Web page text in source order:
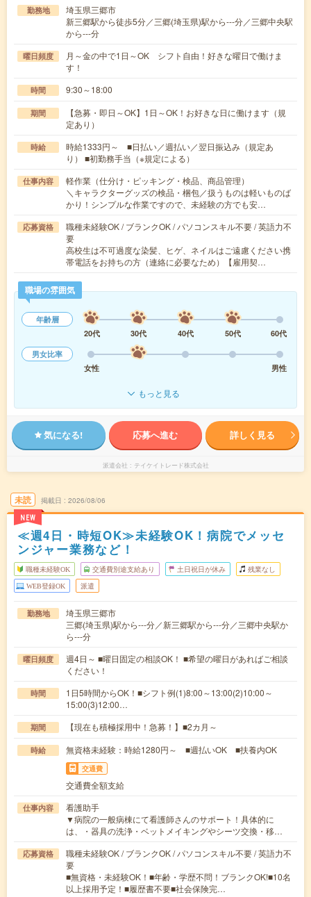
勤務地
埼玉県三郷市
新三郷駅から徒歩5分／三郷(埼玉県)駅から---分／三郷中央駅
から---分
曜日頻度
月～金の中で1日～OK シフト自由！好きな曜日で働けま
す！
時間 9:30～18:00
期間
【急募・即日～OK】1日～OK！お好きな日に働けます（規
定あり）
時給
時給1333円～ ■日払い／週払い／翌日振込み（規定あ
り） ■初勤務手当（※規定による）
仕事内容
軽作業（仕分け・ピッキング・検品、商品管理）
＼キャラクターグッズの検品・梱包／扱うものは軽いものば
かり！シンプルな作業ですので、未経験の方でも安…
応募資格
職種未経験OK / ブランクOK / パソコンスキル不要 / 英語力不
要
高校生は不可過度な染髪、ヒゲ、ネイルはご遠慮ください携
帯電話をお持ちの方（連絡に必要なため）【雇用契…
職場の雰囲気
年齢層
20代
30代 40代 50代
60代
男女比率
女性
男性
もっと見る
気になる! 応募へ進む 詳しく見る
派遣会社 テイケイトレード株式会社
未読
NEW
掲載日 2026/08/06
≪週4日・時短OK≫未経験OK！病院でメッセ
ンジャー業務など！
職種未経験OK 交通費別途支給あり 土日祝日が休み 残業なし
WEB登録OK 派遣
勤務地
埼玉県三郷市
三郷(埼玉県)駅から---分／新三郷駅から---分／三郷中央駅か
ら---分
曜日頻度
週4日～ ■曜日固定の相談OK！ ■希望の曜日があればご相談
ください！
時間
1日5時間からOK！■シフト例(1)8:00～13:00(2)10:00～
15:00(3)12:00…
期間 【現在も積極採用中！急募！】■2カ月～
時給 無資格未経験：時給1280円～ ■週払いOK ■扶養内OK
交通費
交通費全額支給
仕事内容
看護助手
▼病院の一般病棟にて看護師さんのサポート！具体的に
は、・器具の洗浄・ベットメイキングやシーツ交換・移…
応募資格
職種未経験OK / ブランクOK / パソコンスキル不要 / 英語力不
要
■無資格・未経験OK！■年齢・学歴不問！ブランクOK!■10名
以上採用予定！■履歴書不要■社会保険完…